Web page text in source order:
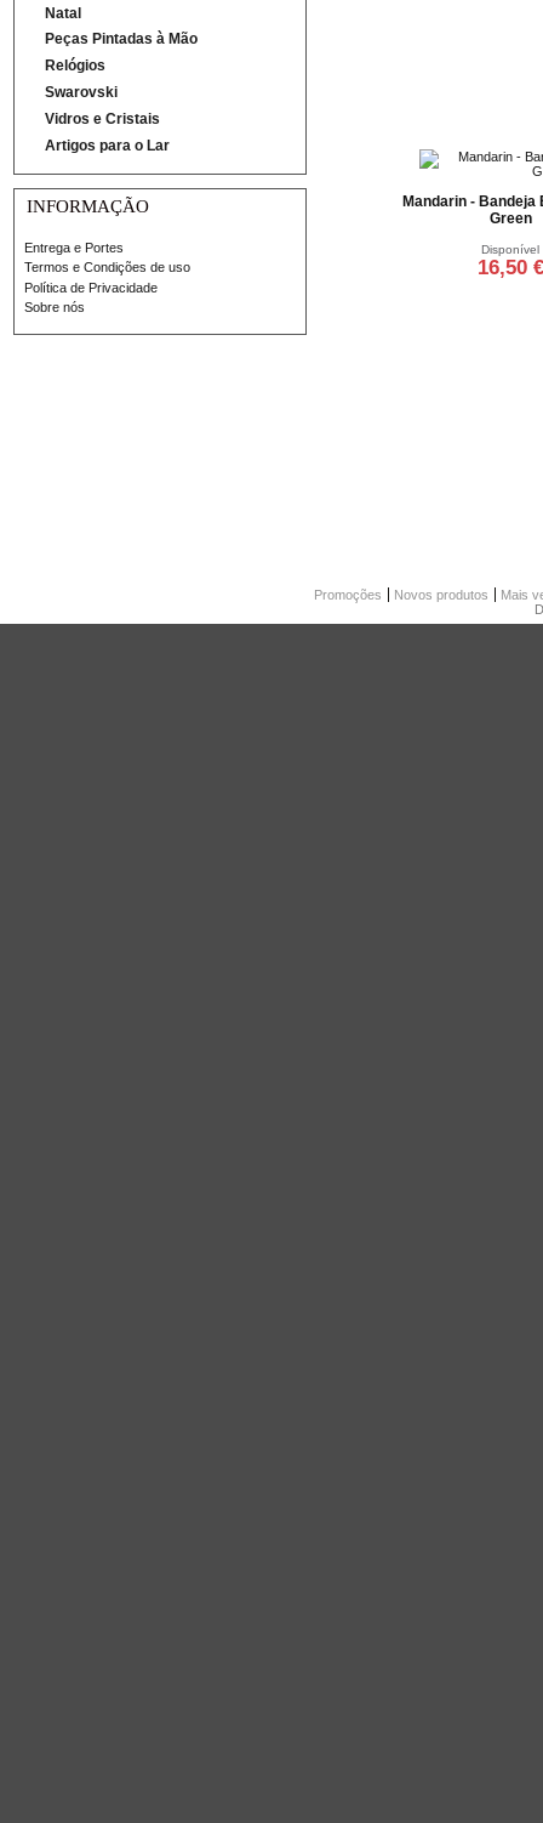
Natal
Peças Pintadas à Mão
Relógios
Swarovski
Vidros e Cristais
Artigos para o Lar
INFORMAÇÃO
Entrega e Portes
Termos e Condições de uso
Política de Privacidade
Sobre nós
Mandarin - Bandeja
Green
Disponível
16,50 €
Promoções Novos produtos
Mais